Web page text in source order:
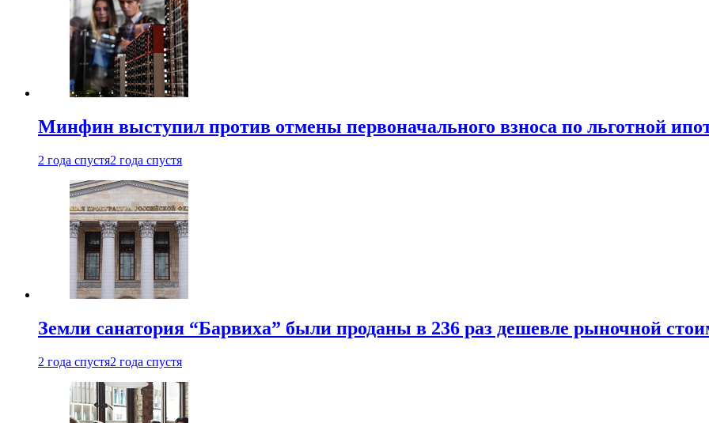
Минфин выступил против отмены первоначального взноса по льготной
2 года спустя2 года спустя
Земли санатория “Барвиха” были проданы в 236 раз дешевле рыночной
2 года спустя2 года спустя